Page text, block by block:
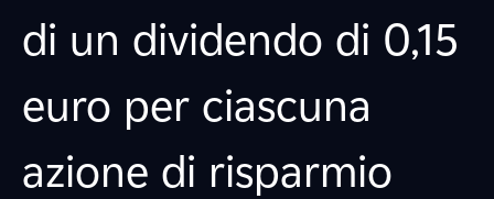
di un dividendo di 0,15
euro per ciascuna
azione di risparmio